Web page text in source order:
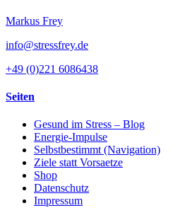
Markus Frey
info@stressfrey.de
+49 (0)221 6086438
Seiten
Gesund im Stress – Blog
Energie-Impulse
Selbstbestimmt (Navigation)
Ziele statt Vorsaetze
Shop
Datenschutz
Impressum